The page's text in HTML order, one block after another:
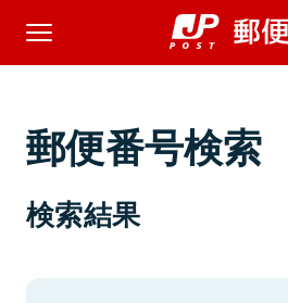
郵便番号検索
検索結果